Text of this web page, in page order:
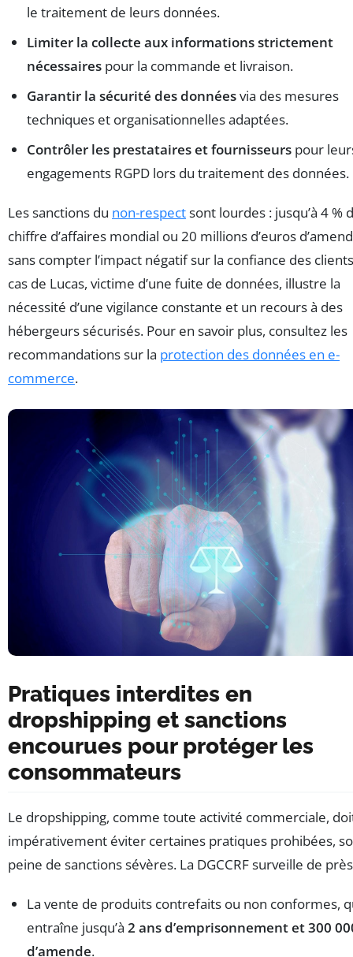
le traitement de leurs données.
Limiter la collecte aux informations strictement
nécessaires pour la commande et livraison.
Garantir la sécurité des donnéesvia des mesures
techniques et organisationnelles adaptées.
Contrôler les prestataires et fournisseurs pour
engagements RGPD lors du traitement des données.
Les sanctions du non-respectsont lourdes : jusqu’à 4 %
chiffre d’affaires mondial ou 20 millions d’euros
sans compter l’impact négatif sur la confiance des
cas de Lucas, victime d’une fuite de données, illustre la
nécessité d’une vigilance constante et un recours à des
hébergeurs sécurisés. Pour en savoir plus, consultez les
recommandations sur la protection des données en e-
commerce.
Pratiques interdites en
dropshipping et sanctions
encourues pour protéger les
consommateurs
Le dropshipping, comme toute activité commerciale,
impérativement éviter certaines pratiques prohibées,
peine de sanctions sévères. La DGCCRF surveille de
La vente de produits contrefaits ou non conformes,
entraîne jusqu’à 2 ans d’emprisonnement et 300
d’amende.